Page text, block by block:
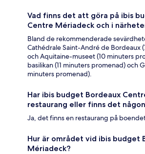
Vad finns det att göra på ibis
Centre Mériadeck och i
Bland de rekommenderade
Cathédrale Saint-André de Bordeaux
och Aquitaine-museet (10 minuters
basilikan (11 minuters promenad) och
minuters promenad).
Har ibis budget Bordeaux
restaurang eller finns det
Ja, det finns en restaurang på
Hur är området vid ibis budget
Mériadeck?